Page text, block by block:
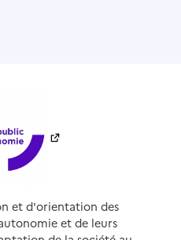
et d'orientation des
et de leurs